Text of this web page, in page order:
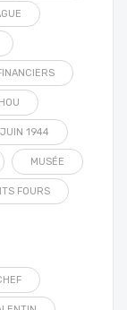
JUIN 1944
MUSÉE
FOURS